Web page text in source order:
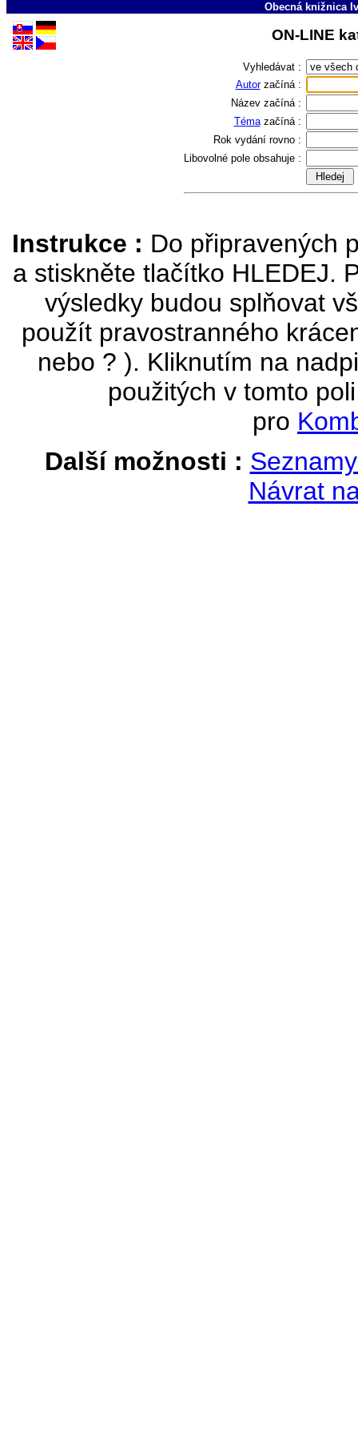
Obecná knižnica
ON-LINE
Vyhledávat :
Autor začíná :
Název začíná :
Téma začíná :
Rok vydání rovno :
Libovolné pole obsahuje :
Instrukce : Do připravených
a stiskněte tlačítko HLEDEJ.
výsledky budou splňovat
použít pravostranného
nebo ? ). Kliknutím na
použitých v tomto
pro
Další možnosti :
Návrat